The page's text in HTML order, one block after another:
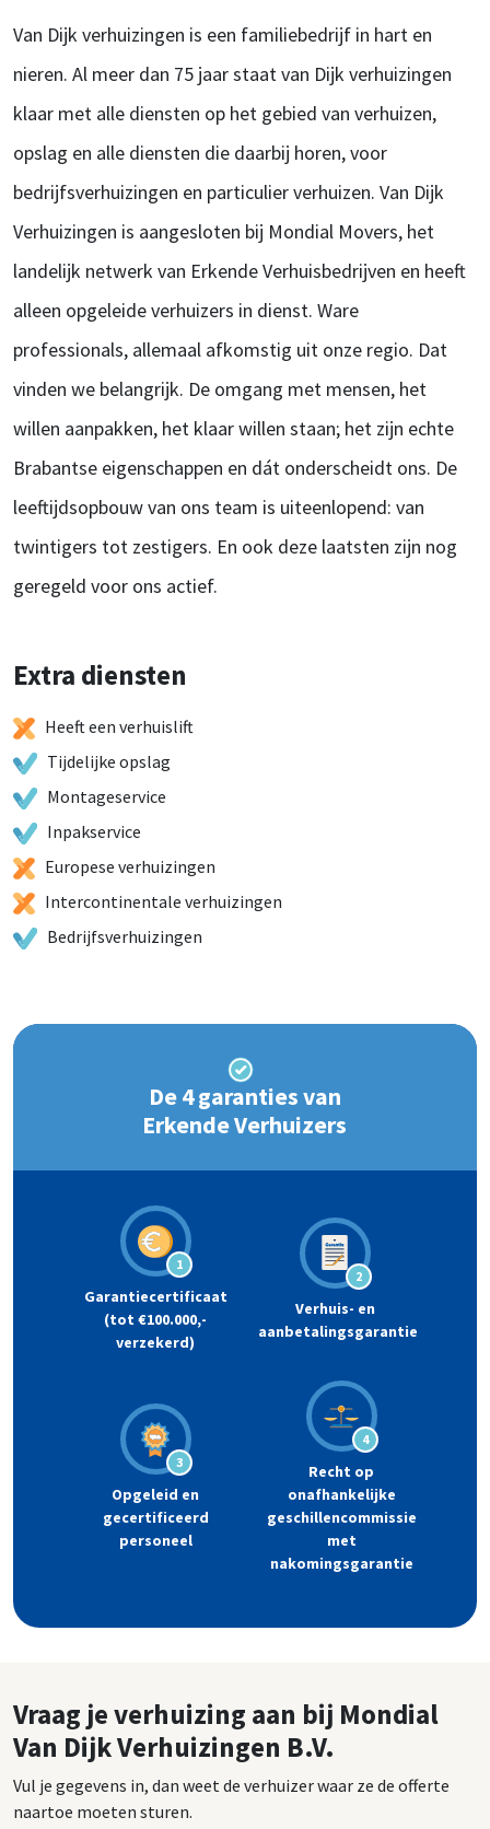
Van Dijk verhuizingen is een familiebedrijf in hart en
nieren. Al meer dan 75 jaar staat van Dijk verhuizingen
klaar met alle diensten op het gebied van verhuizen,
opslag en alle diensten die daarbij horen, voor
bedrijfsverhuizingen en particulier verhuizen. Van Dijk
Verhuizingen is aangesloten bij Mondial Movers, het
landelijk netwerk van Erkende Verhuisbedrijven en heeft
alleen opgeleide verhuizers in dienst. Ware
professionals, allemaal afkomstig uit onze regio. Dat
vinden we belangrijk. De omgang met mensen, het
willen aanpakken, het klaar willen staan; het zijn echte
Brabantse eigenschappen en dát onderscheidt ons. De
leeftijdsopbouw van ons team is uiteenlopend: van
twintigers tot zestigers. En ook deze laatsten zijn nog
geregeld voor ons actief.
Extra diensten
Heeft een verhuislift
Tijdelijke opslag
Montageservice
Inpakservice
Europese verhuizingen
Intercontinentale verhuizingen
Bedrijfsverhuizingen
De 4 garanties van
Erkende Verhuizers
1
Garantiecertificaat
(tot €100.000,-
verzekerd)
2
Verhuis- en
aanbetalingsgarantie
3
Opgeleid en
gecertificeerd
personeel
4
Recht op
onafhankelijke
geschillencommissie
met
nakomingsgarantie
Vraag je verhuizing aan bij Mondial
Van Dijk Verhuizingen B.V.
Vul je gegevens in, dan weet de verhuizer waar ze de offerte
naartoe moeten sturen.